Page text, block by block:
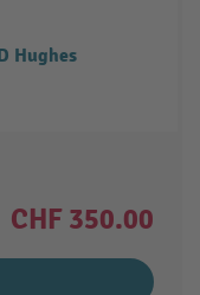
Hughes
CHF 350.00